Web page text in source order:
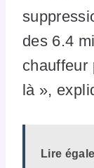
des 6.4
chauffeur
là »,
Lire